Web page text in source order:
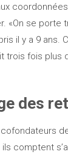
«On se porte
il y a 9
trois fois
des
ils comptent